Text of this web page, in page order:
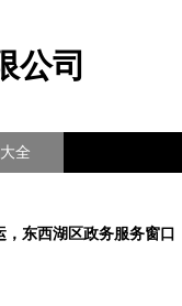
公司
全
，东西湖区政务服务窗口